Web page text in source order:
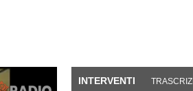
INTERVENTI (SCHEDA